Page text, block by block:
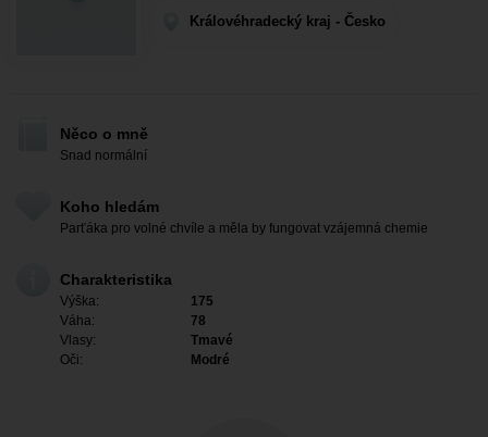
Královéhradecký kraj - Česko
Něco o mně
Snad normální
Koho hledám
Parťáka pro volné chvíle a měla by fungovat vzájemná chemie
Charakteristika
Výška:
175
Váha:
78
Vlasy:
Tmavé
Oči:
Modré